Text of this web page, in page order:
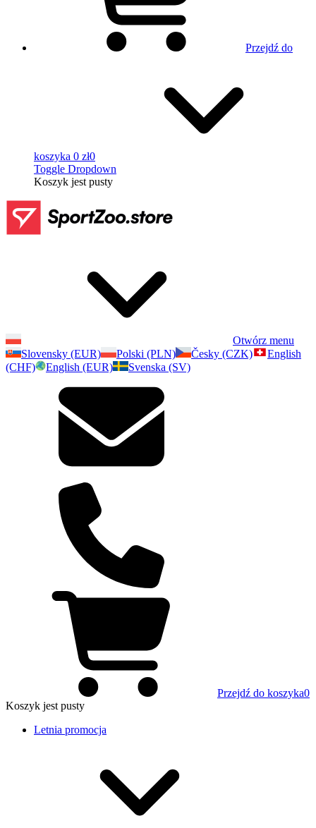
Przejdź do
koszyka 0 zł0
Toggle Dropdown
Koszyk jest pusty
Otwórz menu
Slovensky (EUR)
Polski (PLN) Česky (CZK)
English
(CHF)
English (EUR) Svenska (SV)
Przejdź do koszyka0
Koszyk jest pusty
Letnia promocja